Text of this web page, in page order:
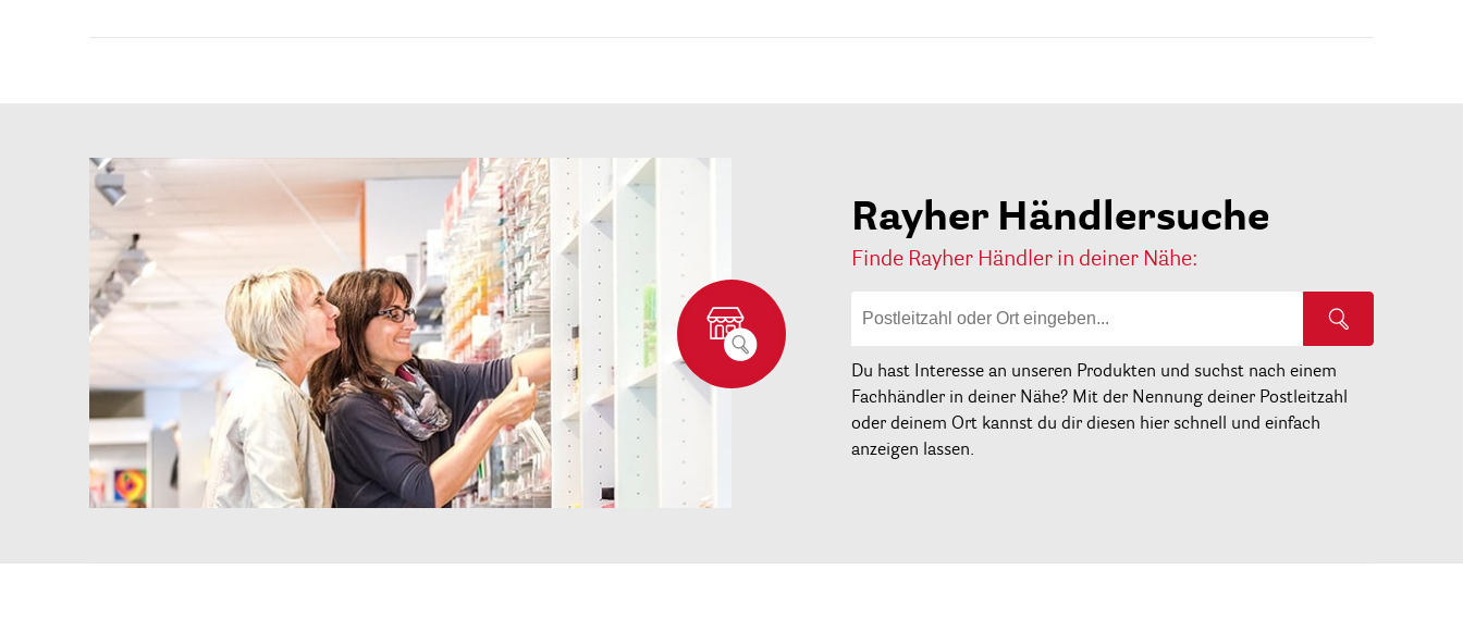
Rayher Händlersuche
Finde Rayher Händler in deiner Nähe:
Du hast Interesse an unseren Produkten und suchst nach einem
Fachhändler in deiner Nähe? Mit der Nennung deiner Postleitzahl
oder deinem Ort kannst du dir diesen hier schnell und einfach
anzeigen lassen.